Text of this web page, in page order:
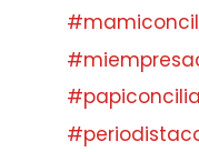
#papiconcilia